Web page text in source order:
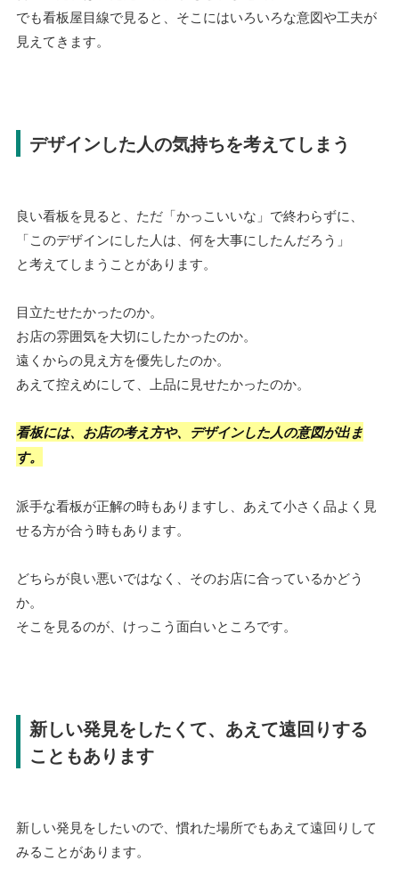
でも看板屋目線で見ると、そこにはいろいろな意図や工夫が
見えてきます。
デザインした人の気持ちを考えてしまう
良い看板を見ると、ただ「かっこいいな」で終わらずに、
「このデザインにした人は、何を大事にしたんだろう」
と考えてしまうことがあります。
目立たせたかったのか。
お店の雰囲気を大切にしたかったのか。
遠くからの見え方を優先したのか。
あえて控えめにして、上品に見せたかったのか。
看板には、お店の考え方や、デザインした人の意図が出ま
す。
派手な看板が正解の時もありますし、あえて小さく品よく見
せる方が合う時もあります。
どちらが良い悪いではなく、そのお店に合っているかどう
か。
そこを見るのが、けっこう面白いところです。
新しい発見をしたくて、あえて遠回りする
こともあります
新しい発見をしたいので、慣れた場所でもあえて遠回りして
みることがあります。